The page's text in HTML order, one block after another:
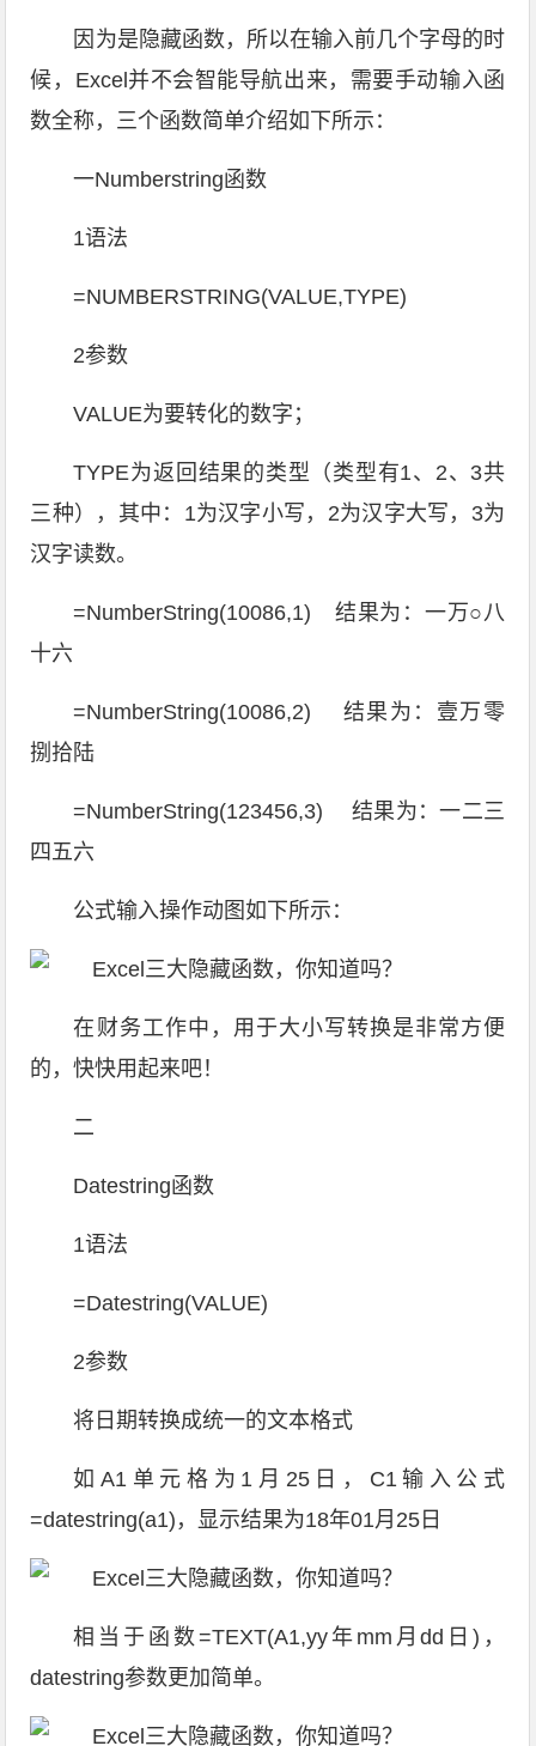
因为是隐藏函数，所以在输入前几个字母的时
候，Excel并不会智能导航出来，需要手动输入函
数全称，三个函数简单介绍如下所示：
一Numberstring函数
1语法
=NUMBERSTRING(VALUE,TYPE)
2参数
VALUE为要转化的数字；
TYPE为返回结果的类型（类型有1、2、3共
三种），其中：1为汉字小写，2为汉字大写，3为
汉字读数。
=NumberString(10086,1) 结果为：一万○八
十六
=NumberString(10086,2) 结果为：壹万零
捌拾陆
=NumberString(123456,3) 结果为：一二三
四五六
公式输入操作动图如下所示：
在财务工作中，用于大小写转换是非常方便
的，快快用起来吧！
二
Datestring函数
1语法
=Datestring(VALUE)
2参数
将日期转换成统一的文本格式
如A1单元格为1月25日，C1输入公式
=datestring(a1)，显示结果为18年01月25日
相当于函数=TEXT(A1,yy年mm月dd日)，
datestring参数更加简单。